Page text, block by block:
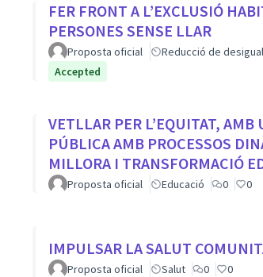
FER FRONT A L’EXCLUSIÓ
PERSONES SENSE LLAR
Proposta oficial Reducció de
Accepted
VETLLAR PER L’EQUITAT, AMB
PÚBLICA AMB PROCESSOS
MILLORA I TRANSFORMACIÓ
TOTS ELS CENTRES DE LA
Proposta oficial Educació 0 0
IMPULSAR LA SALUT
Proposta oficial Salut 0 0